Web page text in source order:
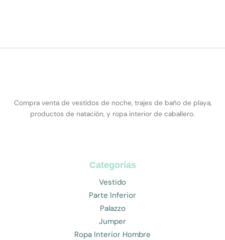
Compra venta de vestidos de noche, trajes de baño de playa,
productos de natación, y ropa interior de caballero.
Categorías
Vestido
Parte Inferior
Palazzo
Jumper
Ropa Interior Hombre